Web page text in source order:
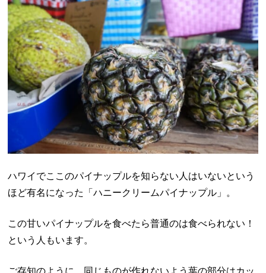
ハワイでここのパイナップルを知らない人はいないという
ほど有名になった「ハニークリームパイナップル」。
この甘いパイナップルを食べたら普通のは食べられない！
という人もいます。